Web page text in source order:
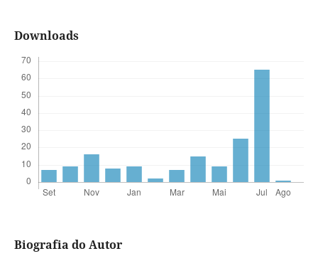
Downloads
Biografia do Autor